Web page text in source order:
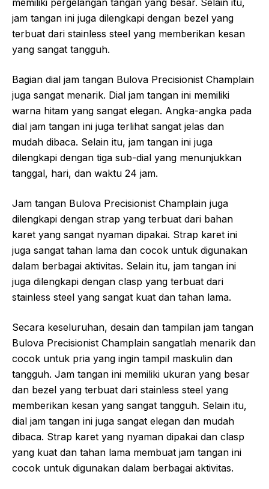
jam tangan ini juga dilengkapi dengan bezel yang
terbuat dari stainless steel yang memberikan kesan
yang sangat tangguh.
Bagian dial jam tangan Bulova Precisionist Champlain
juga sangat menarik. Dial jam tangan ini memiliki
warna hitam yang sangat elegan. Angka-angka pada
dial jam tangan ini juga terlihat sangat jelas dan
mudah dibaca. Selain itu, jam tangan ini juga
dilengkapi dengan tiga sub-dial yang menunjukkan
tanggal, hari, dan waktu 24 jam.
Jam tangan Bulova Precisionist Champlain juga
dilengkapi dengan strap yang terbuat dari bahan
karet yang sangat nyaman dipakai. Strap karet ini
juga sangat tahan lama dan cocok untuk digunakan
dalam berbagai aktivitas. Selain itu, jam tangan ini
juga dilengkapi dengan clasp yang terbuat dari
stainless steel yang sangat kuat dan tahan lama.
Secara keseluruhan, desain dan tampilan jam tangan
Bulova Precisionist Champlain sangatlah menarik dan
cocok untuk pria yang ingin tampil maskulin dan
tangguh. Jam tangan ini memiliki ukuran yang besar
dan bezel yang terbuat dari stainless steel yang
memberikan kesan yang sangat tangguh. Selain itu,
dial jam tangan ini juga sangat elegan dan mudah
dibaca. Strap karet yang nyaman dipakai dan clasp
yang kuat dan tahan lama membuat jam tangan ini
cocok untuk digunakan dalam berbagai aktivitas.